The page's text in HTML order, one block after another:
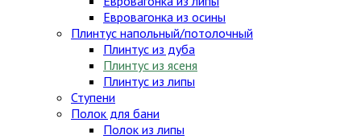
Евровагонка из осины
Плинтус напольный/потолочный
Плинтус из дуба
Плинтус из ясеня
Плинтус из липы
Ступени
Полок для бани
Полок из липы